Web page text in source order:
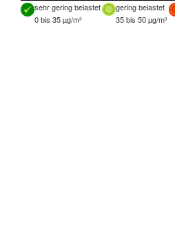
sehr gering belastet gering belastet
0 bis 35 µg/m³
35 bis 50 µg/m³